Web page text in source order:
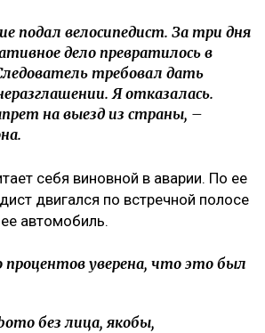
подал велосипедист. За три дня
дело превратилось в
требовал дать
Я отказалась.
на выезд из страны, –
себя виновной в аварии. По ее
двигался по встречной полосе
автомобиль.
уверена, что это был
без лица, якобы,